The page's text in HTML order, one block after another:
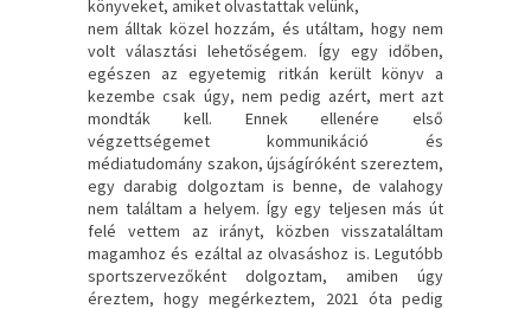
könyveket, amiket olvastattak velünk,
nem álltak közel hozzám, és utáltam, hogy nem
volt választási lehetőségem. Így egy időben,
egészen az egyetemig ritkán került könyv a
kezembe csak úgy, nem pedig azért, mert azt
mondták kell. Ennek ellenére első
végzettségemet kommunikáció és
médiatudomány szakon, újságíróként szereztem,
egy darabig dolgoztam is benne, de valahogy
nem találtam a helyem. Így egy teljesen más út
felé vettem az irányt, közben visszataláltam
magamhoz és ezáltal az olvasáshoz is. Legutóbb
sportszervezőként dolgoztam, amiben úgy
éreztem, hogy megérkeztem, 2021 óta pedig